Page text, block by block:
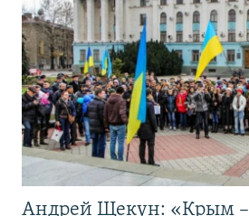
Андрей Щекун: «Крым –